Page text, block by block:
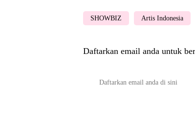
SHOWBIZ Artis Indonesia
Daftarkan email anda untuk